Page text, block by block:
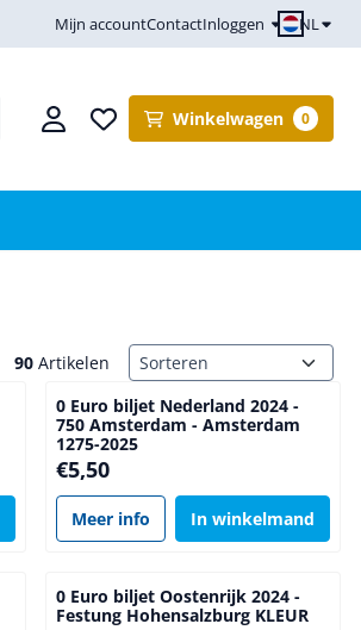
Mijn accountContactInloggen NL
Winkelwagen 0
90Artikelen Sorteermethode
0 Euro biljet Nederland 2024 -
750 Amsterdam - Amsterdam
1275-2025
Prijs: 5,50
€5,50
Meer info In winkelmand
0 Euro biljet Oostenrijk 2024 -
Festung Hohensalzburg KLEUR